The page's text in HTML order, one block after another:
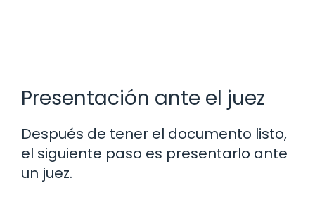
Presentación ante el juez
Después de tener el documento listo,
el siguiente paso es presentarlo ante
un juez.